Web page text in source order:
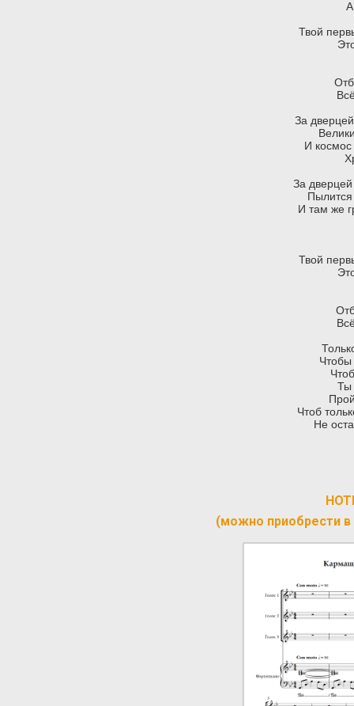
Твой
За
И
За
И там же
Твой
Чтобы
Ты
Чтоб
Не
(можно приобрести в